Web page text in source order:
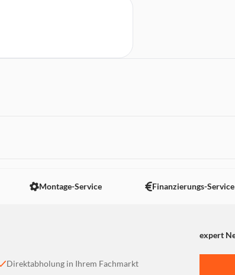
Montage-Service Finanzierungs-Service
expert
Direktabholung in Ihrem Fachmarkt